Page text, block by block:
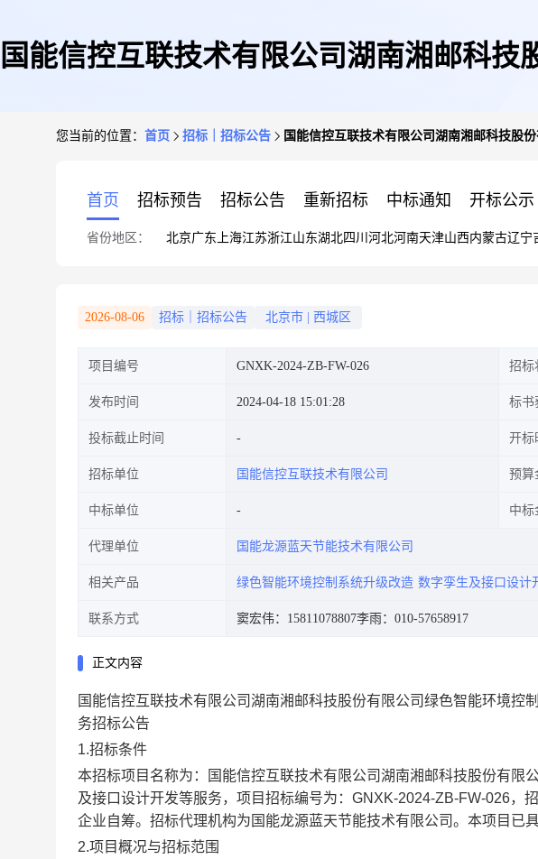
国能信控互联技术有限公司湖南湘邮科
您当前的位置： 首页 招标｜招标公告 国能信控互联技术有限公司湖南湘邮科技股
首页 招标预告 招标公告 重新招标 中标通知 开标公示
省份地区： 北京广东 上海江苏浙江山东湖北四川 河北河南天津山西内蒙古辽宁
2026-08-06 招标｜招标公告 北京市 西城区
项目编号 GNXK-2024-ZB-FW-026 招标
发布时间 2024-04-18 15:01:28 标书
投标截止时间 开标
招标单位 国能信控互联技术有限公司 预算
中标单位 中标
代理单位 国能龙源蓝天节能技术有限公司
相关产品 绿色智能环境控制系统升级改造 数字孪生及接口设计
联系方式 窦宏伟：15811078807李雨：010-57658917
正文内容
国能信控互联技术有限公司湖南湘邮科技股份有限公司绿色智能环境控
务招标公告
1.招标条件
本招标项目名称为：国能信控互联技术有限公司湖南湘邮科技股份有限
及接口设计开发等服务，项目招标编号为：GNXK-2024-ZB-FW-026，
企业自筹。招标代理机构为 国能龙源蓝天节能技术有限公司。本项目已
2.项目概况与招标范围